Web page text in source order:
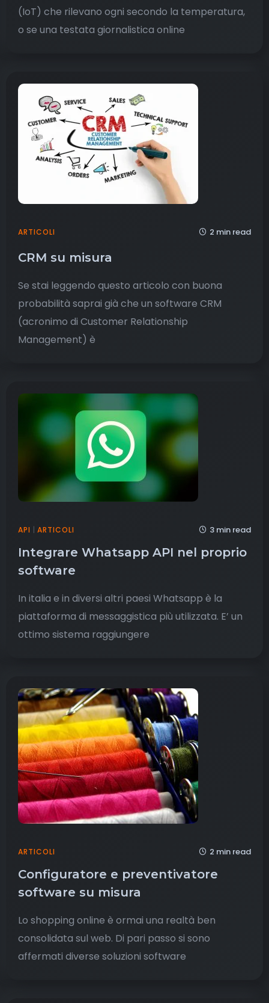
(IoT) che rilevano ogni secondo la temperatura,
o se una testata giornalistica online
ARTICOLI 2 min read
CRM su misura
Se stai leggendo questo articolo con buona
probabilità saprai già che un software CRM
(acronimo di Customer Relationship
Management) è
API | ARTICOLI 3 min read
Integrare Whatsapp API nel proprio
software
In italia e in diversi altri paesi Whatsapp è la
piattaforma di messaggistica più utilizzata. E’ un
ottimo sistema raggiungere
ARTICOLI 2 min read
Configuratore e preventivatore
software su misura
Lo shopping online è ormai una realtà ben
consolidata sul web. Di pari passo si sono
affermati diverse soluzioni software